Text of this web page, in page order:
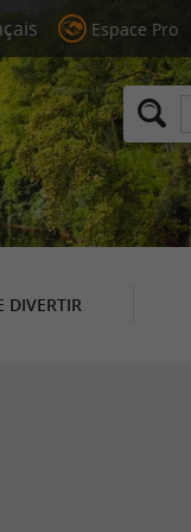
Espace Pro
DIVERTIR